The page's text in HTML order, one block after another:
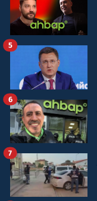
5
6
7